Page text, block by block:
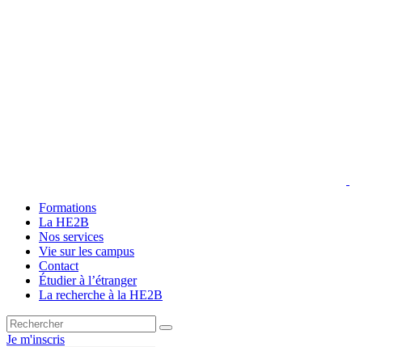
Formations
La HE2B
Nos services
Vie sur les campus
Contact
Étudier à l’étranger
La recherche à la HE2B
Je m'inscris